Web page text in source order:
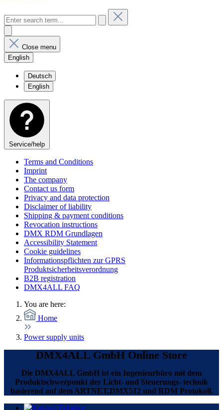
Close menu
English
Deutsch
English
Service/help
Terms and Conditions
Imprint
The company
Contact us form
Privacy and data protection
Disclaimer of liability
Shipping & payment conditions
Revocation instructions
DMX RDM Grundlagen
Accessibility Statement
Cookie guidelines
Informationspflichten zur GPRS
Produktsicherheitsverordnung
B2B registration
DMX4ALL FAQ
You are here:
Home
Power supply units
DMX4ALL GmbH Online Store
Die DMX4ALL GmbH ist ein Ingenieurbüro mit dem
Produktschwerpunkt der Licht- und Steuerungs- technik
basierend auf dem ARTNET,DMX512 und RDM Protokoll.